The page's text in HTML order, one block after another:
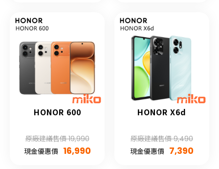
HONOR 600
原廠建議售價 19,990
現金優惠價 16,990
HONOR X6d
原廠建議售價 9,490
現金優惠價 7,390